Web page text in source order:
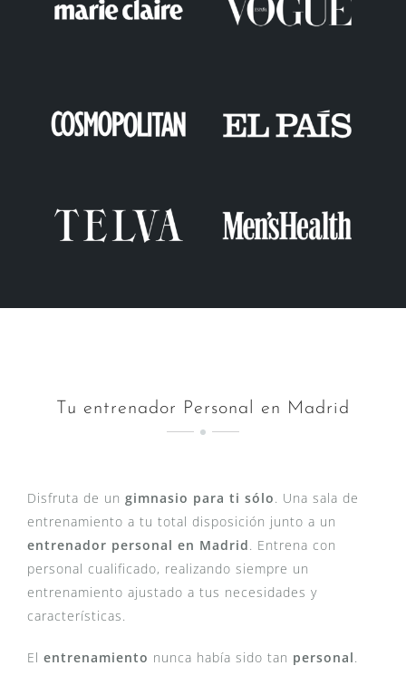
Tu entrenador Personal en Madrid
Disfruta de un gimnasio para ti sólo. Una sala de
entrenamiento a tu total disposición junto a un
entrenador personal en Madrid. Entrena con
personal cualificado, realizando siempre un
entrenamiento ajustado a tus necesidades y
características.
El entrenamiento nunca había sido tan personal.